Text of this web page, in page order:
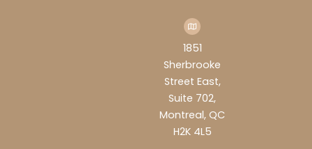
1851
Sherbrooke
Street East,
Suite 702,
Montreal, QC
H2K 4L5